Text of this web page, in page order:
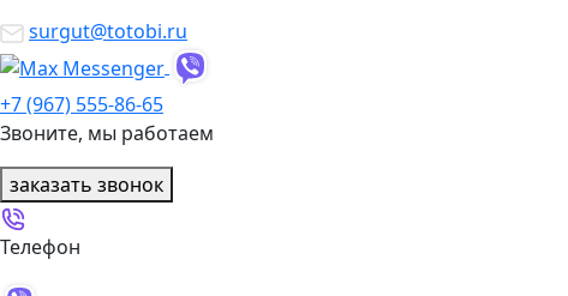
surgut@totobi.ru
+7 (967) 555-86-65
Звоните, мы работаем
заказать звонок
Телефон